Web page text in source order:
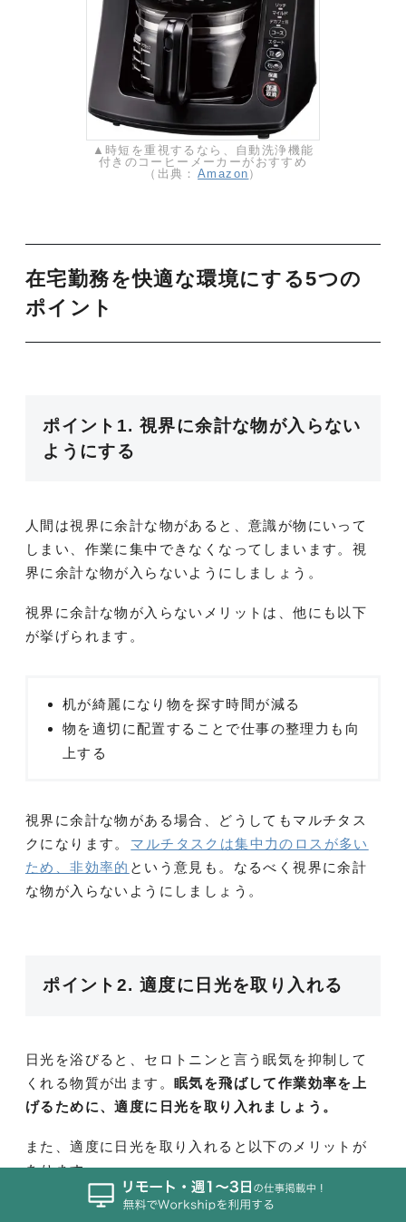
▲時短を重視するなら、自動洗浄機能
付きのコーヒーメーカーがおすすめ
（出典： Amazon ）
在宅勤務を快適な環境にする5つの
ポイント
ポイント1. 視界に余計な物が入らない
ようにする
人間は視界に余計な物があると、意識が物にいって
しまい、作業に集中できなくなってしまいます。視
界に余計な物が入らないようにしましょう。
視界に余計な物が入らないメリットは、他にも以下
が挙げられます。
机が綺麗になり物を探す時間が減る
物を適切に配置することで仕事の整理力も向
上する
視界に余計な物がある場合、どうしてもマルチタス
クになります。
マルチタスクは集中力のロスが多い
ため、非効率的 という意見も。なるべく視界に余計
な物が入らないようにしましょう。
ポイント2. 適度に日光を取り入れる
日光を浴びると、セロトニンと言う眠気を抑制して
くれる物質が出ます。 眠気を飛ばして作業効率を上
げるために、適度に日光を取り入れましょう。
また、適度に日光を取り入れると以下のメリットが
あります。